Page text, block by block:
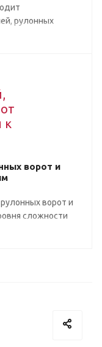
рулонных
ворот и
ворот и
сложности